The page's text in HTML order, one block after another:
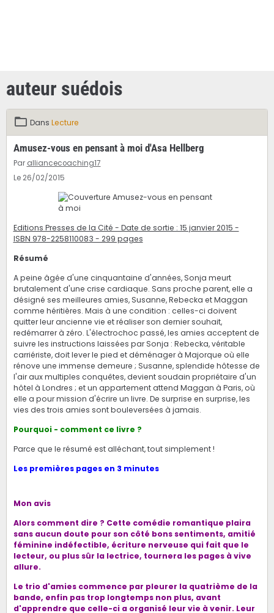
auteur suédois
Dans Lecture
Amusez-vous en pensant à moi d'Asa Hellberg
Par alliancecoaching17
Le 26/02/2015
Editions Presses de la Cité - Date de sortie : 15 janvier 2015 -
ISBN 978-2258110083 - 299 pages
Résumé
A peine âgée d'une cinquantaine d'années, Sonja meurt
brutalement d'une crise cardiaque. Sans proche parent, elle a
désigné ses meilleures amies, Susanne, Rebecka et Maggan
comme héritières. Mais à une condition : celles-ci doivent
quitter leur ancienne vie et réaliser son dernier souhait,
redémarrer à zéro. L'électrochoc passé, les amies acceptent de
suivre les instructions laissées par Sonja : Rebecka, véritable
carriériste, doit lever le pied et déménager à Majorque où elle
rénove une immense demeure ; Susanne, splendide hôtesse de
l'air aux multiples conquêtes, devient soudain propriétaire d'un
hôtel à Londres ; et un appartement attend Maggan à Paris, où
elle a pour mission d'écrire un livre. De surprise en surprise, les
vies des trois amies sont bouleversées à jamais.
Pourquoi - comment ce livre ?
Parce que le résumé est alléchant, tout simplement !
Les premières pages en 3 minutes
Mon avis
Alors comment dire ? Cette comédie romantique plaira
sans aucun doute pour son côté bons sentiments, amitié
féminine indéfectible, écriture nerveuse qui fait que le
lecteur, ou plus sûr la lectrice, tournera les pages à vive
allure.
Le trio d'amies commence par pleurer la quatrième de la
bande, enfin pas trop longtemps non plus, avant
d'apprendre que celle-ci a organisé leur vie à venir. Leur